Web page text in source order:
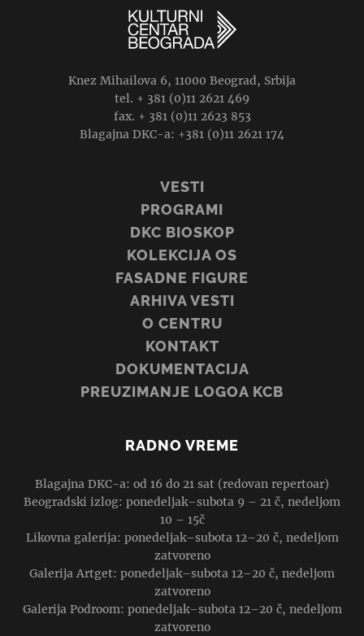
Knez Mihailova 6, 11000 Beograd, Srbija
tel. + 381 (0)11 2621 469
fax. + 381 (0)11 2623 853
Blagajna DKC-a: +381 (0)11 2621 174
VESTI
PROGRAMI
DKC BIOSKOP
KOLEKCIJA OS
FASADNE FIGURE
ARHIVA VESTI
O CENTRU
KONTAKT
DOKUMENTACIJA
PREUZIMANJE LOGOA KCB
RADNO VREME
Blagajna DKC-a: od 16 do 21 sat (redovan repertoar)
Beogradski izlog: ponedeljak–subota 9 – 21 č, nedeljom
10 – 15č
Likovna galerija: ponedeljak–subota 12–20 č, nedeljom
zatvoreno
Galerija Artget: ponedeljak–subota 12–20 č, nedeljom
zatvoreno
Galerija Podroom: ponedeljak–subota 12–20 č, nedeljom
zatvoreno